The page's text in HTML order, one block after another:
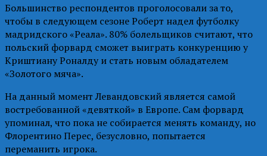
Большинство респондентов проголосовали за то,
чтобы в следующем сезоне Роберт надел футболку
мадридского «Реала». 80% болельщиков считают, что
польский форвард сможет выиграть конкуренцию у
Криштиану Роналду и стать новым обладателем
«Золотого мяча».
На данный момент Левандовский является самой
востребованной «девяткой» в Европе. Сам форвард
упоминал, что пока не собирается менять команду, но
Флорентино Перес, безусловно, попытается
переманить игрока.